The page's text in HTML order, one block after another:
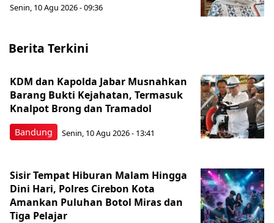
Senin, 10 Agu 2026 - 09:36
Berita Terkini
Bandung
KDM dan Kapolda Jabar Musnahkan
Barang Bukti Kejahatan, Termasuk
Knalpot Brong dan Tramadol
Senin, 10 Agu 2026 - 13:41
Sisir Tempat Hiburan Malam Hingga
Dini Hari, Polres Cirebon Kota
Amankan Puluhan Botol Miras dan
Tiga Pelajar